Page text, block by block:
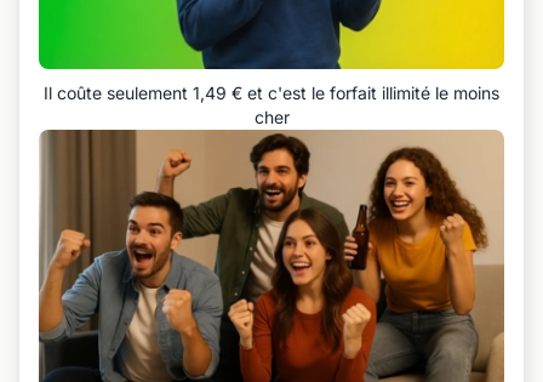
Il coûte seulement 1,49 € et c'est le forfait illimité le moins
cher